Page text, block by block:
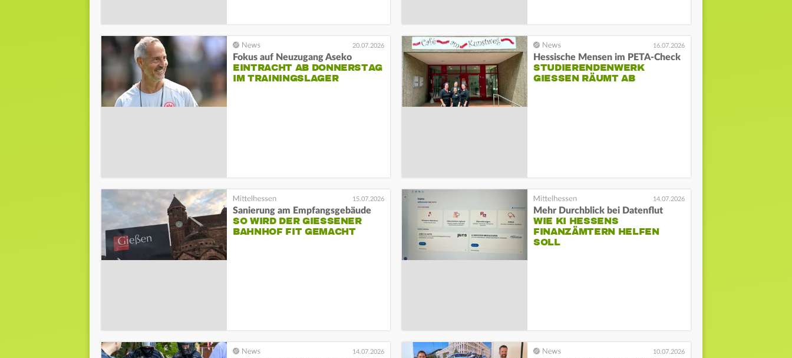
20.07.2026
Fokus auf Neuzugang Aseko
EINTRACHT AB DONNERSTAG
IM TRAININGSLAGER
16.07.2026
Hessische Mensen im PETA-Check
STUDIERENDENWERK
GIESSEN RÄUMT AB
15.07.2026
Sanierung am Empfangsgebäude
SO WIRD DER GIESSENER B
AHNHOF FIT GEMACHT
14.07.2026
Mehr Durchblick bei Datenflut
WIE KI HESSENS
FINANZÄMTERN HELFEN
SOLL
14.07.2026 10.07.2026